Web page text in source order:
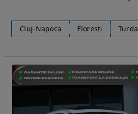
Cluj-Napoca Floresti Turda